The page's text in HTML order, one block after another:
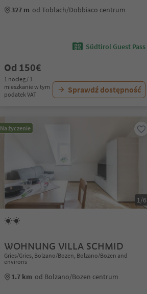
327 m od Toblach/Dobbiaco centrum
Südtirol Guest Pass
Od 150€
1 nocleg / 1
mieszkanie w tym
podatek VAT
Sprawdź dostępność
Na życzenie
1/6
WOHNUNG VILLA SCHMID
Gries/Gries, Bolzano/Bozen, Bolzano/Bozen and
environs
1.7 km od Bolzano/Bozen centrum